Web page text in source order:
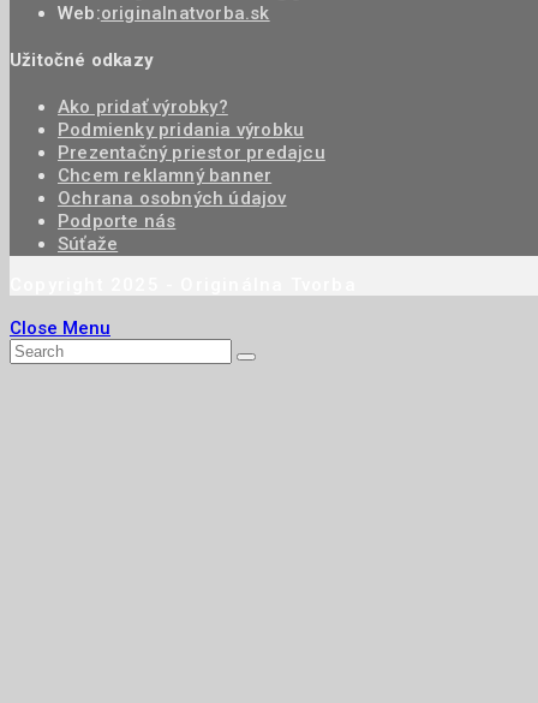
Web:originalnatvorba.sk
Užitočné odkazy
Ako pridať výrobky?
Podmienky pridania výrobku
Prezentačný priestor predajcu
Chcem reklamný banner
Ochrana osobných údajov
Podporte nás
Súťaže
Close Menu